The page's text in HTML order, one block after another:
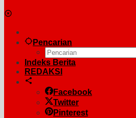
Pencarian
Indeks Berita
REDAKSI
Facebook
Twitter
Pinterest